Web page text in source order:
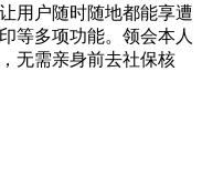
用户随时随地都能享遭
等多项功能。领会本人
无需亲身前去社保核